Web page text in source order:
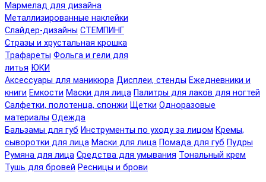
Мармелад для дизайна
Металлизированные наклейки
Слайдер-дизайны СТЕМПИНГ
Стразы и хрустальная крошка
Трафареты Фольга и гели для
литья ЮКИ
Аксессуары для маникюра Дисплеи, стенды Ежедневники и
книги Емкости Маски для лица Палитры для лаков для ногтей
Салфетки, полотенца, спонжи Щетки Одноразовые
материалы Одежда
Бальзамы для губ Инструменты по уходу за лицом Кремы,
сыворотки для лица Маски для лица Помада для губ Пудры
Румяна для лица Средства для умывания Тональный крем
Тушь для бровей Ресницы и брови